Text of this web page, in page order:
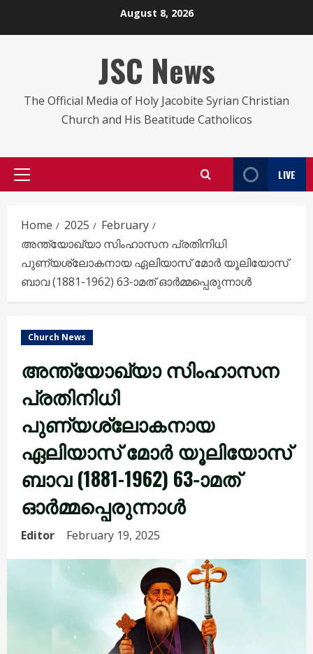
August 8, 2026
JSC News
The Official Media of Holy Jacobite Syrian Christian
Church and His Beatitude Catholicos
Primary
LIVE
Home 2025
February
അന്ത്യോഖ്യാ സിംഹാസന പ്രതിനിധി
പുണ്യശ്ലോകനായ ഏലിയാസ് മോർ യൂലിയോസ്
ബാവ (1881-1962) 63-ാമത് ഓർമ്മപ്പെരുന്നാൾ
Church News
അന്ത്യോഖ്യാ സിംഹാസന
പ്രതിനിധി
പുണ്യശ്ലോകനായ
ഏലിയാസ് മോർ യൂലിയോസ്
ബാവ (1881-1962) 63-ാമത്
ഓർമ്മപ്പെരുന്നാൾ
Editor February 19, 2025